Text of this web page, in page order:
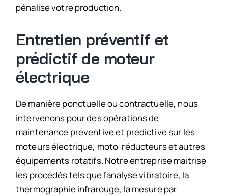
pénalise votre production.
Entretien préventif et
prédictif de moteur
électrique
De manière ponctuelle ou contractuelle, nous
intervenons pour des opérations de
maintenance préventive et prédictive sur les
moteurs électrique, moto-réducteurs et autres
équipements rotatifs. Notre entreprise maitrise
les procédés tels que l’analyse vibratoire, la
thermographie infrarouge, la mesure par